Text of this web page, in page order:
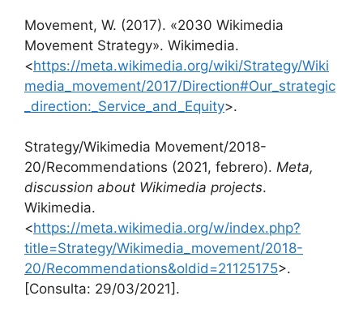
Movement, W. (2017). «2030 Wikimedia
Movement Strategy». Wikimedia.
<https://meta.wikimedia.org/wiki/Strategy/Wiki
media_movement/2017/Direction#Our_strategic
_direction:_Service_and_Equity>.
Strategy/Wikimedia Movement/2018-
20/Recommendations (2021, febrero). Meta,
discussion about Wikimedia projects.
Wikimedia.
<https://meta.wikimedia.org/w/index.php?
title=Strategy/Wikimedia_movement/2018-
20/Recommendations&oldid=21125175>.
[Consulta: 29/03/2021].